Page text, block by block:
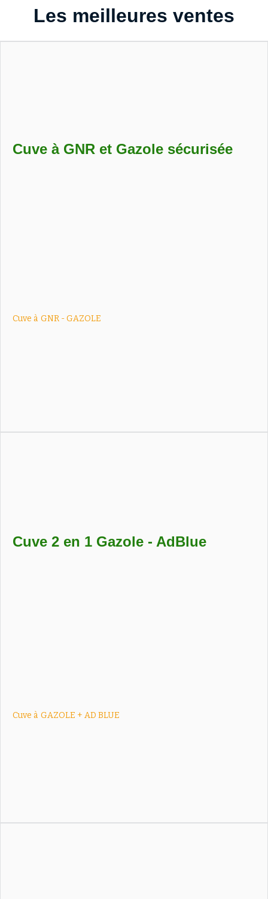
Les meilleures ventes
Cuve à GNR et Gazole sécurisée
Cuve à GNR - GAZOLE
Cuve 2 en 1 Gazole - AdBlue
Cuve à GAZOLE + AD BLUE